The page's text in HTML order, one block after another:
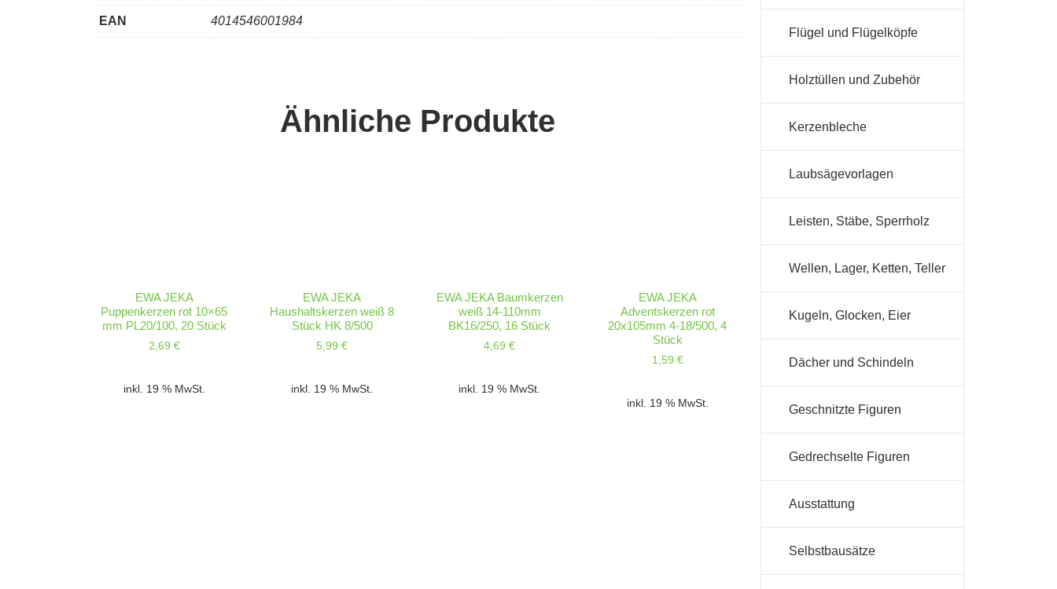
EAN 4014546001984
Ähnliche Produkte
EWA JEKA
Puppenkerzen rot 10×65
mm PL20/100, 20 Stück
2,69 €
inkl. 19 % MwSt.
EWA JEKA
Haushaltskerzen weiß 8
Stück HK 8/500
5,99€
inkl. 19 % MwSt.
EWA JEKA Baumkerzen
weiß 14-110mm
BK16/250, 16 Stück
4,69€
inkl. 19 % MwSt.
EWA JEKA
Adventskerzen rot
20x105mm 4-18/500, 4
Stück
1,59 €
inkl. 19 % MwSt.
Flügel und Flügelköpfe
Holztüllen und Zubehör
Kerzenbleche
Laubsägevorlagen
Leisten, Stäbe, Sperrholz
Wellen, Lager, Ketten, Teller
Kugeln, Glocken, Eier
Dächer und Schindeln
Geschnitzte Figuren
Gedrechselte Figuren
Ausstattung
Selbstbausätze